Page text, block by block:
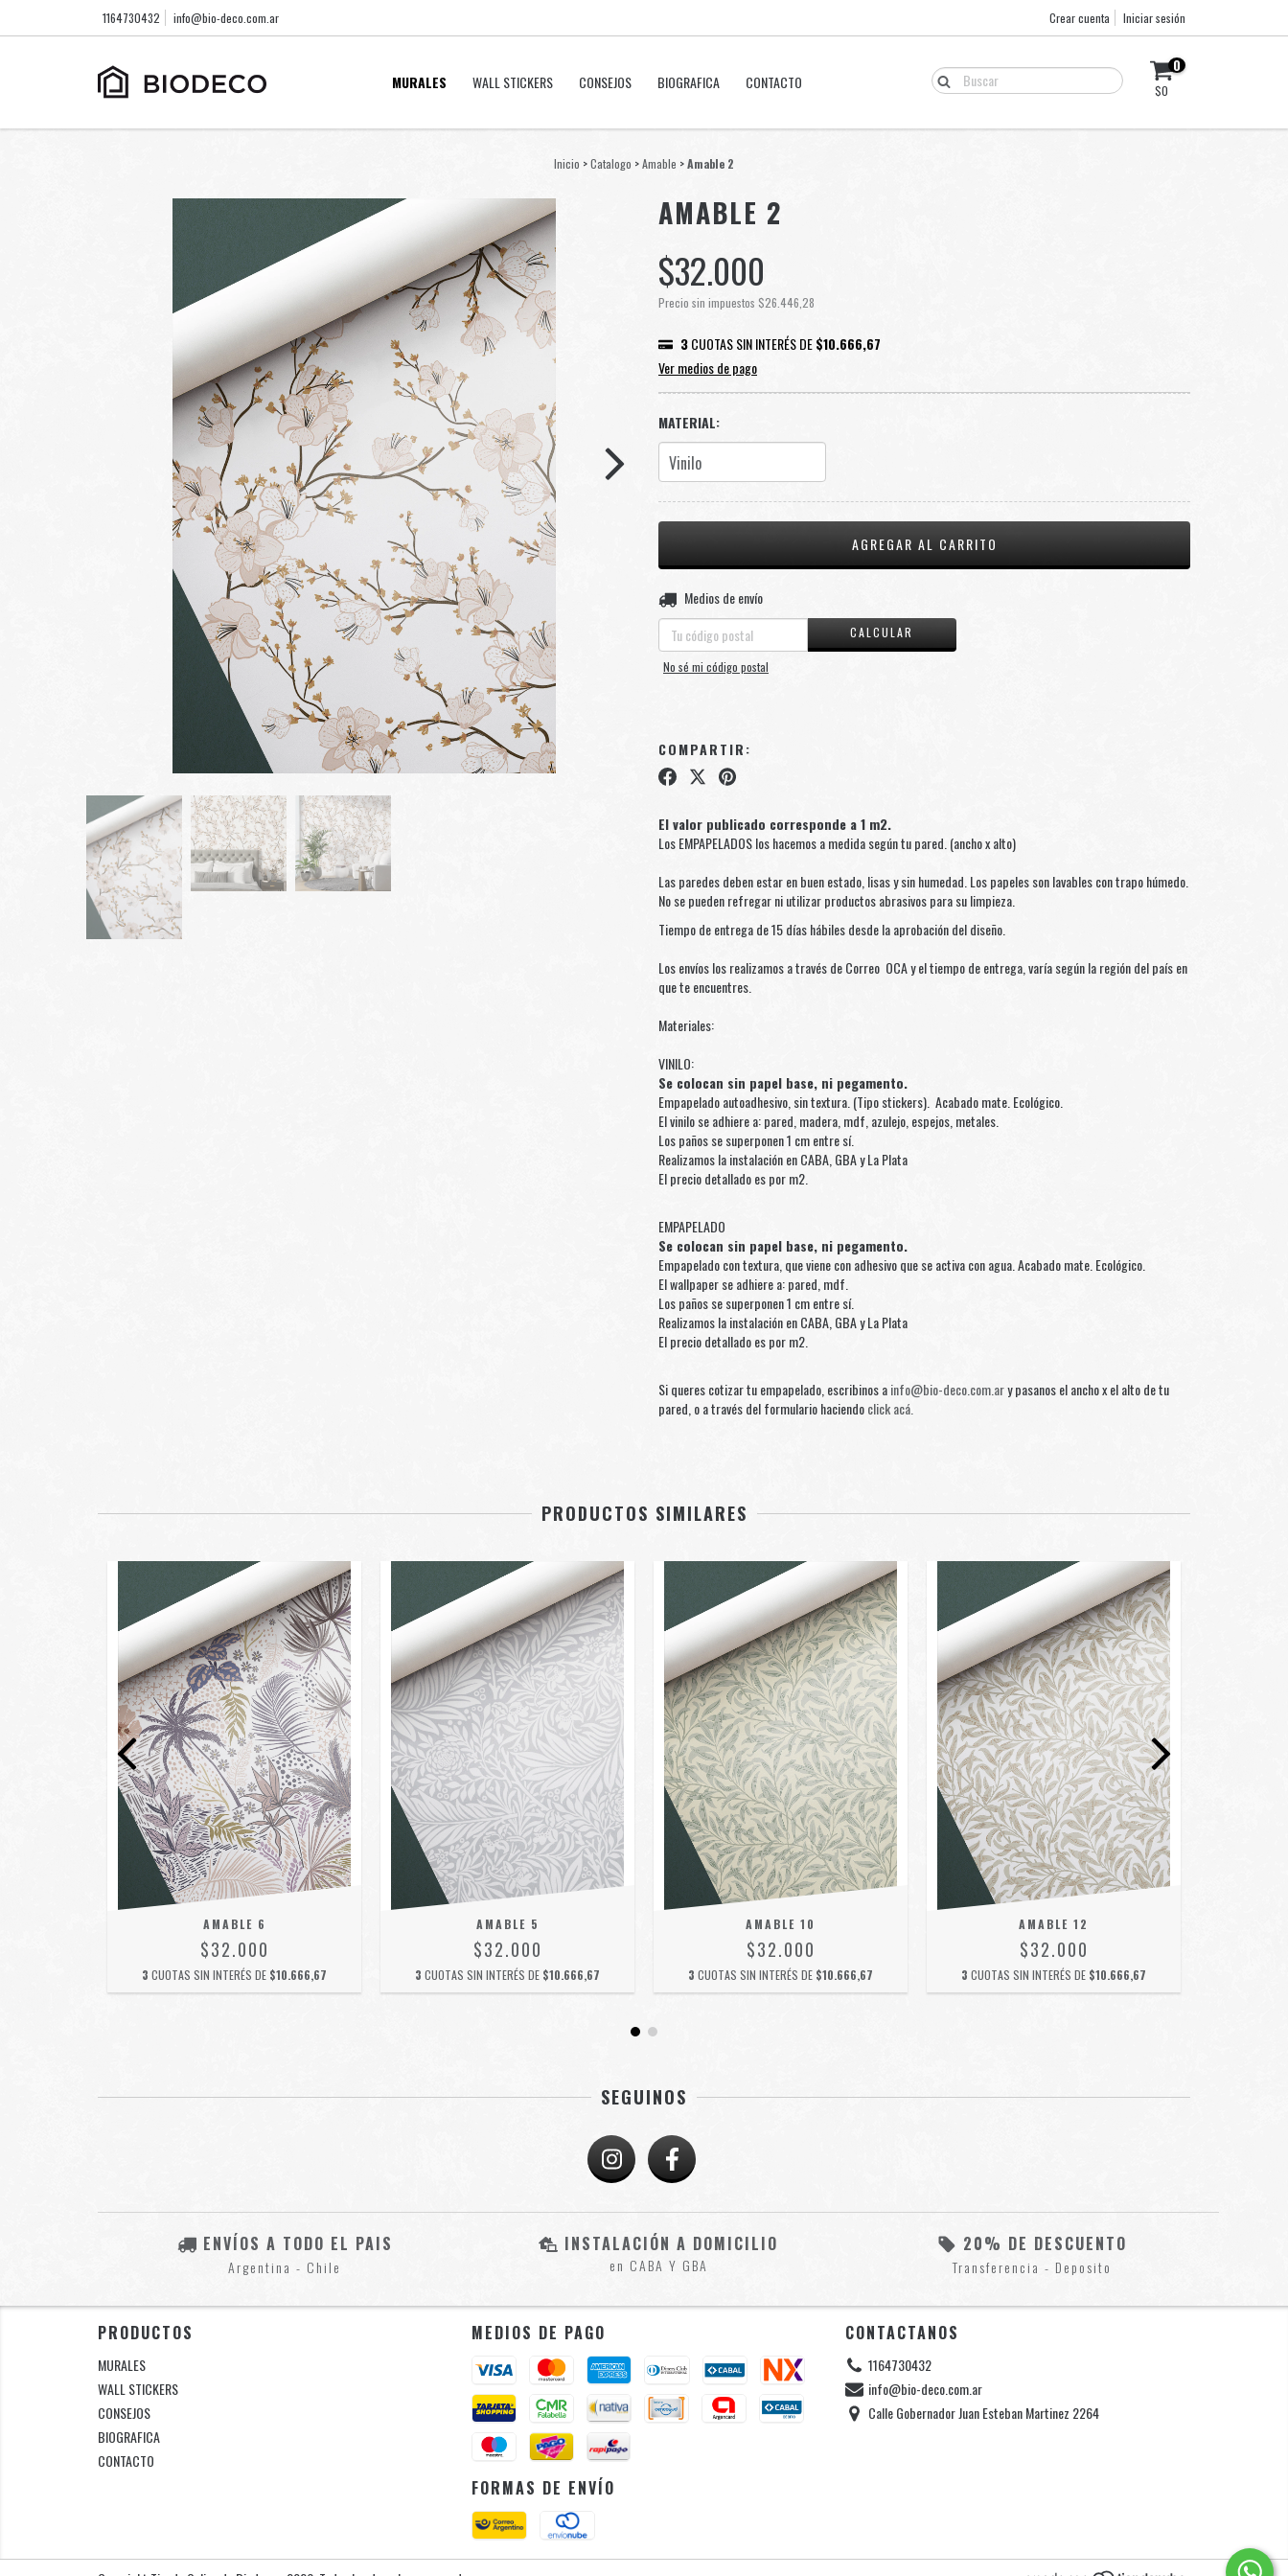
1164730432 info@bio-deco.com.ar Crear cuenta Iniciar sesión
MURALES WALL STICKERS CONSEJOS BIOGRAFICA CONTACTO
0
$0
Inicio >Catalogo >Amable >Amable 2
AMABLE 2
$32.000
Precio sin impuestos $26.446,28
3CUOTAS SIN INTERÉS DE$10.666,67
Ver medios de pago
MATERIAL:
Entregas para el CP:
Medios de envío
CALCULAR
No sé mi código postal
COMPARTIR:
El valor publicado corresponde a 1 m2.
Los EMPAPELADOS los hacemos a medida según tu pared. (ancho x alto)
Las paredes deben estar en buen estado, lisas y sin humedad. Los papeles son lavables con trapo húmedo.
No se pueden refregar ni utilizar productos abrasivos para su limpieza.
Tiempo de entrega de 15 días hábiles desde la aprobación del diseño.
Los envíos los realizamos a través de Correo OCA y el tiempo de entrega, varía según la región del país en
que te encuentres.
Materiales:
VINILO:
Se colocan sin papel base, ni pegamento.
Empapelado autoadhesivo, sin textura. (Tipo stickers). Acabado mate. Ecológico.
El vinilo se adhiere a: pared, madera, mdf, azulejo, espejos, metales.
Los paños se superponen 1 cm entre sí.
Realizamos la instalación en CABA, GBA y La Plata
El precio detallado es por m2.
EMPAPELADO
Se colocan sin papel base, ni pegamento.
Empapelado con textura, que viene con adhesivo que se activa con agua. Acabado mate. Ecológico.
El wallpaper se adhiere a: pared, mdf.
Los paños se superponen 1 cm entre sí.
Realizamos la instalación en CABA, GBA y La Plata
El precio detallado es por m2.
Si queres cotizar tu empapelado, escribinos ainfo@bio-deco.com.ary pasanos el ancho x el alto de tu
pared, o a través del formulario haciendoclick acá.
PRODUCTOS SIMILARES
AMABLE 6
$32.000
3 CUOTAS SIN INTERÉS DE $10.666,67
AMABLE 5
$32.000
3 CUOTAS SIN INTERÉS DE $10.666,67
AMABLE 10
$32.000
3 CUOTAS SIN INTERÉS DE $10.666,67
AMABLE 12
$32.000
3 CUOTAS SIN INTERÉS DE $10.666,67
SEGUINOS
ENVÍOS A TODO EL PAIS
Argentina - Chile
INSTALACIÓN A DOMICILIO
en CABA Y GBA
20% DE DESCUENTO
Transferencia - Deposito
PRODUCTOS
MURALES
WALL STICKERS
CONSEJOS
BIOGRAFICA
CONTACTO
MEDIOS DE PAGO
FORMAS DE ENVÍO
CONTACTANOS
1164730432
info@bio-deco.com.ar
Calle Gobernador Juan Esteban Martinez 2264